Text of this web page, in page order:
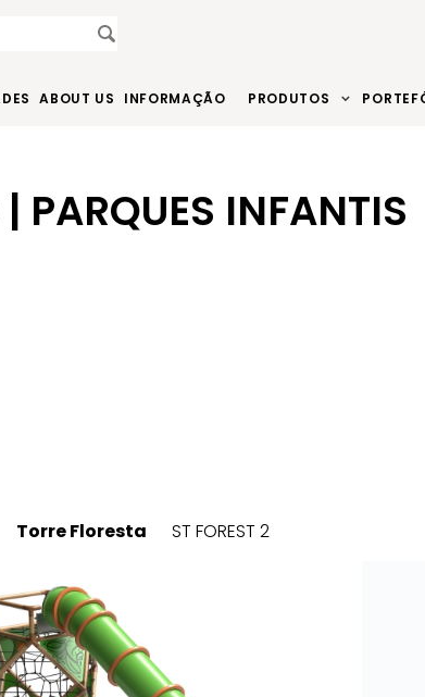
ABOUT US INFORMAÇÃO PRODUTOS
PARQUES INFANTIS
Torre Floresta ST FOREST 2